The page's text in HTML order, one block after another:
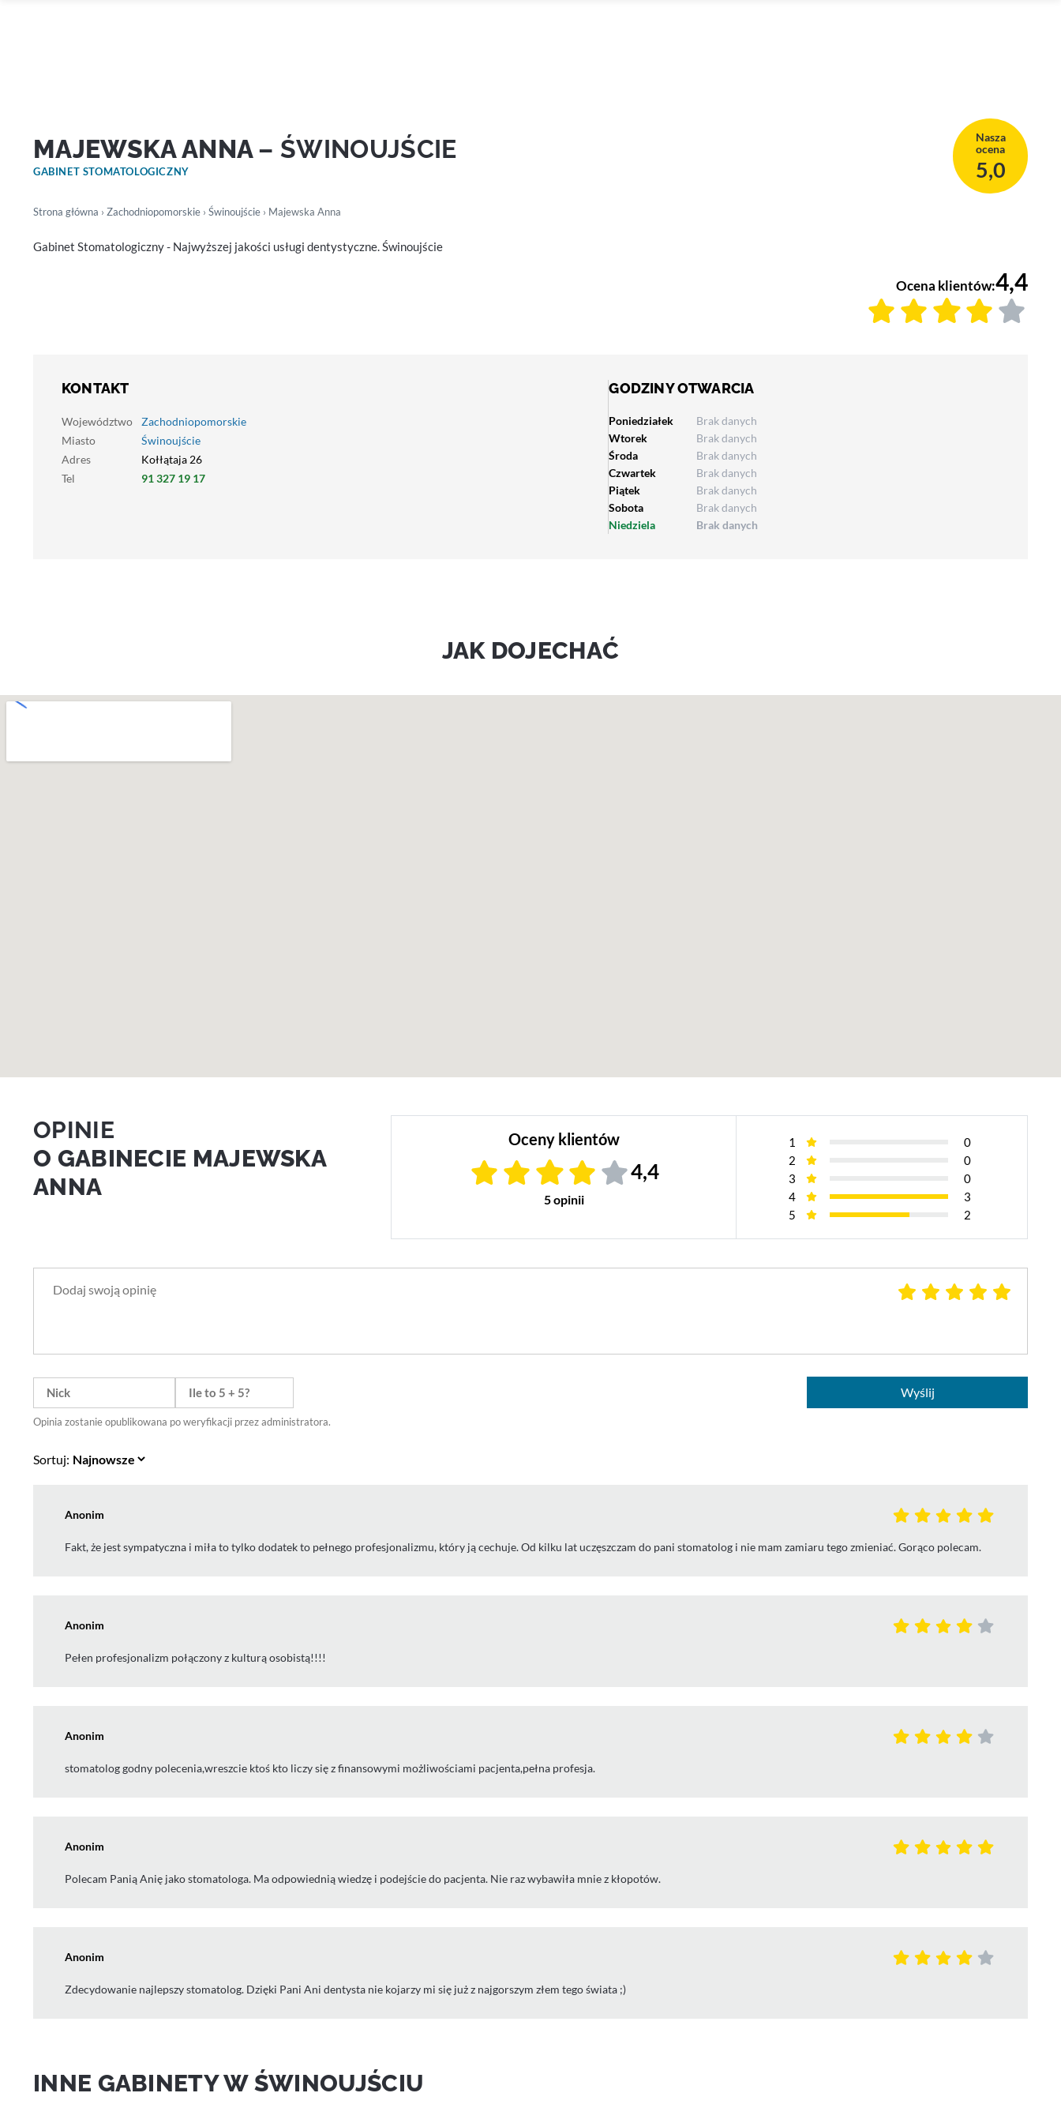
MAJEWSKA ANNA– ŚWINOUJŚCIE
GABINET STOMATOLOGICZNY
Nasza
ocena
5,0
Strona główna › Zachodniopomorskie › Świnoujście › Majewska Anna
Gabinet Stomatologiczny - Najwyższej jakości usługi dentystyczne. Świnoujście
Ocena klientów:4,4
KONTAKT
Województwo
Zachodniopomorskie
Miasto
Świnoujście
Adres
Kołłątaja 26
Tel
91 327 19 17
GODZINY OTWARCIA
Poniedziałek
Brak danych
Wtorek
Brak danych
Środa
Brak danych
Czwartek
Brak danych
Piątek
Brak danych
Sobota
Brak danych
Niedziela
Brak danych
JAK DOJECHAĆ
OPINIE
O GABINECIE MAJEWSKA
ANNA
Oceny klientów
4,4
5 opinii
1
0
2
0
3
0
4
3
5
2
Wyślij
Opinia zostanie opublikowana po weryfikacji przez administratora.
Sortuj:
Anonim
Fakt, że jest sympatyczna i miła to tylko dodatek to pełnego profesjonalizmu, który ją cechuje. Od kilku lat uczęszczam do pani stomatolog i nie mam zamiaru tego zmieniać. Gorąco polecam.
Anonim
Pełen profesjonalizm połączony z kulturą osobistą!!!!
Anonim
stomatolog godny polecenia,wreszcie ktoś kto liczy się z finansowymi możliwościami pacjenta,pełna profesja.
Anonim
Polecam Panią Anię jako stomatologa. Ma odpowiednią wiedzę i podejście do pacjenta. Nie raz wybawiła mnie z kłopotów.
Anonim
Zdecydowanie najlepszy stomatolog. Dzięki Pani Ani dentysta nie kojarzy mi się już z najgorszym złem tego świata ;)
INNE GABINETY W ŚWINOUJŚCIU